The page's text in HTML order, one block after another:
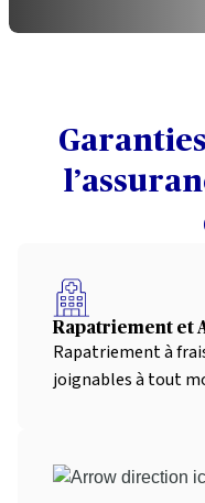
Rapatriement et
Rapatriement à
joignables à tout